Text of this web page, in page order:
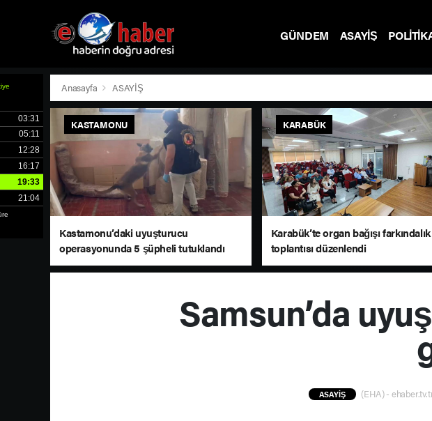
GÜNDEM ASAYİŞ
Anasayfa ASAYİŞ
KASTAMONU
Kastamonu’daki uyuşturucu
operasyonunda 5 şüpheli tutuklandı
KARABÜK
Karabük’te organ bağışı farkındalık
toplantısı düzenlendi
Samsun’da
ASAYİŞ (EHA) -